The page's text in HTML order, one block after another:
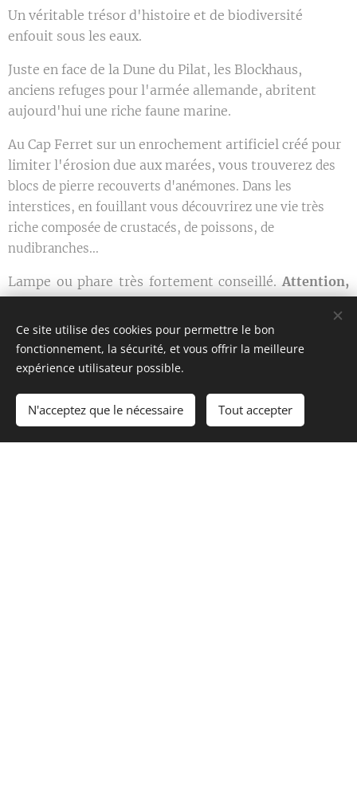
Un véritable trésor d'histoire et de biodiversité
enfouit sous les eaux.
Juste en face de la Dune du Pilat, les Blockhaus,
anciens refuges pour l'armée allemande, abritent
aujourd'hui une riche faune marine.
Au Cap Ferret sur un enrochement artificiel créé pour
limiter l'érosion due aux marées, vous trouverez des
blocs de pierre recouverts d'anémones. Dans les
interstices, en fouillant vous découvrirez une vie très
riche composée de crustacés, de poissons, de
nudibranches...
Lampe ou phare très fortement conseillé. Attention,
n'aveuglez pas les animaux.
Ouvrez grand les yeux.
Tarifs des plongées
Ce site utilise des cookies pour permettre le bon
fonctionnement, la sécurité, et vous offrir la meilleure
expérience utilisateur possible.
N'acceptez que le nécessaire Tout accepter